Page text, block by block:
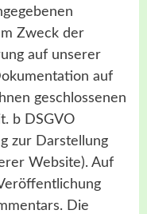
Zweck der
auf unserer
auf
geschlossenen
b DSGVO
zur Darstellung
Website). Auf
Die